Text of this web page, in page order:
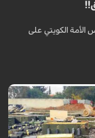
الأمة الكويتي على